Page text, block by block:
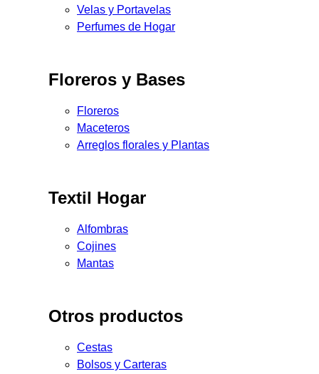
Velas y Portavelas
Perfumes de Hogar
Floreros y Bases
Floreros
Maceteros
Arreglos florales y Plantas
Textil Hogar
Alfombras
Cojines
Mantas
Otros productos
Cestas
Bolsos y Carteras